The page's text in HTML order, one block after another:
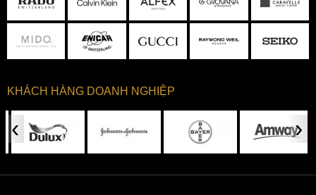
KHÁCH HÀNG DOANH NGHIỆP
‹ ›